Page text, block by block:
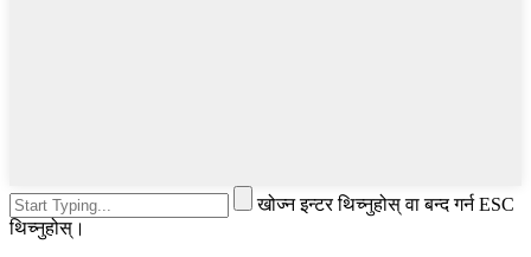
खोज्न इन्टर थिच्नुहोस् वा बन्द गर्न ESC
थिच्नुहोस्।